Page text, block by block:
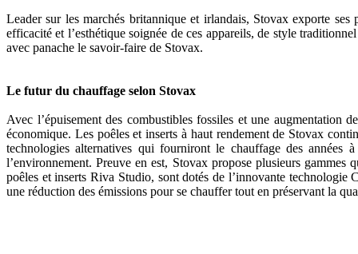
Leader sur les marchés britannique et irlandais, Stovax exporte
efficacité et l’esthétique soignée de ces appareils, de style
avec panache le savoir-faire de Stovax.
Le futur du chauffage selon Stovax
Avec l’épuisement des combustibles fossiles et une augmentation
économique. Les poêles et inserts à haut rendement de Stovax
technologies alternatives qui fourniront le chauffage des
l’environnement. Preuve en est, Stovax propose plusieurs gammes
poêles et inserts Riva Studio, sont dotés de l’innovante
une réduction des émissions pour se chauffer tout en préservant la